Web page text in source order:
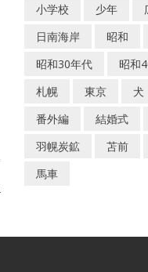
小学校
少年
日南海岸
昭和
昭和30年代
昭和
札幌
東京 犬
番外編
結婚式
羽幌炭鉱
苫前
馬車